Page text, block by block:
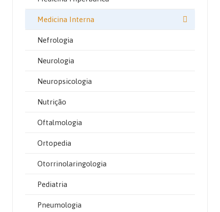
Medicina Interna
Nefrologia
Neurologia
Neuropsicologia
Nutrição
Oftalmologia
Ortopedia
Otorrinolaringologia
Pediatria
Pneumologia